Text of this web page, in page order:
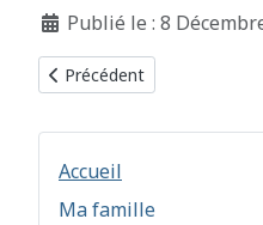
Accueil
Ma famille
Détails
Publié le : 8
Article précédent : Bulletin
Précédent